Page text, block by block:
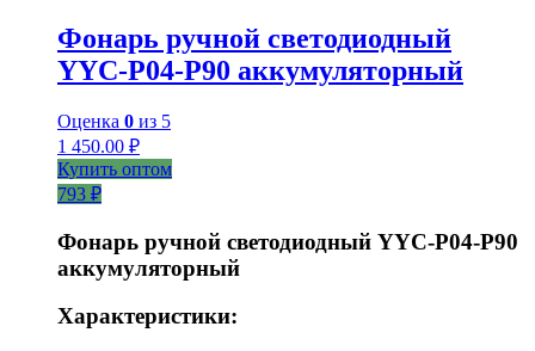
Фонарь ручной светодиодный
YYC-P04-P90 аккумуляторный
Оценка 0 из 5
1 450.00 ₽
Купить оптом
793 ₽
Фонарь ручной светодиодный YYC-Р04-Р90
аккумуляторный
Характеристики: